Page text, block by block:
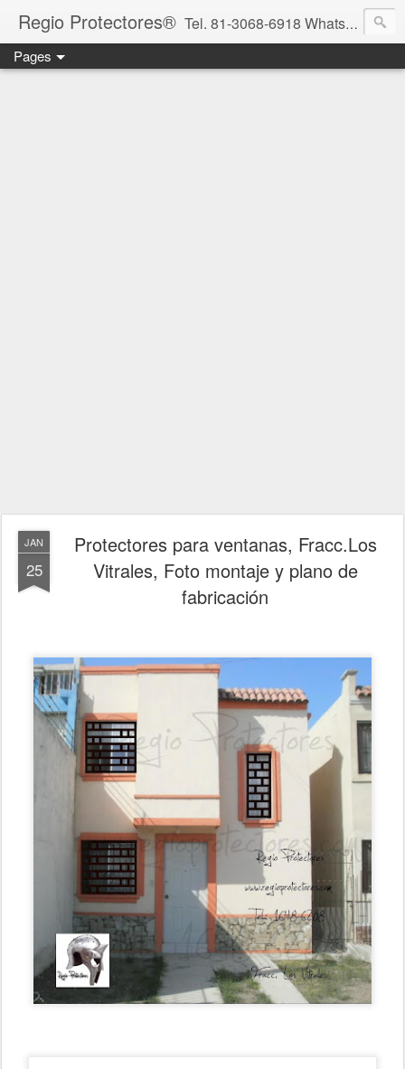
Regio Protectores® Tel. 81-3068-6918 WhatsApp 81-2636-2823 / 33-1145-3780 cotizacionregioprotectores@gmail.com / regioprotectores@gmail.com https://www.facebook.com/RegioProtectores/
Pages
JAN
25
Protectores para ventanas, Fracc.Los
Vitrales, Foto montaje y plano de
fabricación